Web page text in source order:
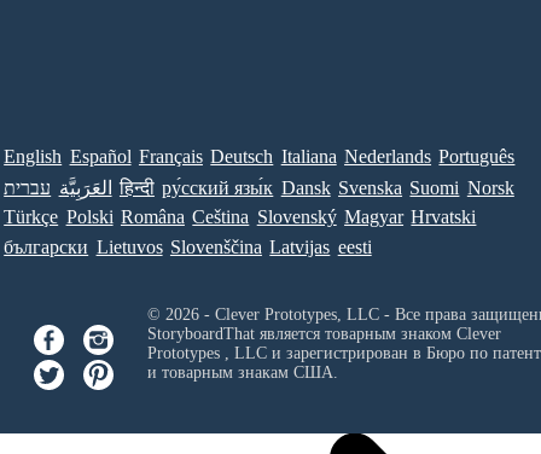
English Español Français Deutsch Italiana Nederlands Português
עברית العَرَبِيَّة हिन्दी ру́сский язы́к Dansk Svenska Suomi Norsk
Türkçe Polski Româna Ceština Slovenský Magyar Hrvatski
български Lietuvos Slovenščina Latvijas eesti
© 2026 - Clever Prototypes, LLC - Все права
StoryboardThat является товарным знаком Clever
Prototypes , LLCи зарегистрирован в Бюро по
и товарным знакам США.